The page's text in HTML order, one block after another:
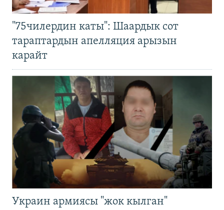
"75чилердин каты": Шаардык сот
тараптардын апелляция арызын
карайт
Украин армиясы "жок кылган"